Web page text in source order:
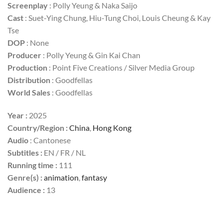
Screenplay : Polly Yeung & Naka Saijo
Cast : Suet-Ying Chung, Hiu-Tung Choi, Louis Cheung & Kay
Tse
DOP : None
Producer : Polly Yeung & Gin Kai Chan
Production : Point Five Creations / Silver Media Group
Distribution : Goodfellas
World Sales : Goodfellas
Year : 2025
Country/Region :China, Hong Kong
Audio : Cantonese
Subtitles : EN / FR / NL
Running time : 111
Genre(s) :animation,fantasy
Audience : 13